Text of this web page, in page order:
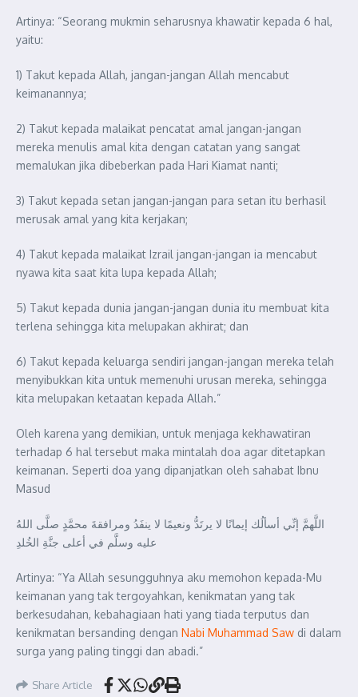
Artinya: “Seorang mukmin seharusnya khawatir kepada 6 hal,
yaitu:
1) Takut kepada Allah, jangan-jangan Allah mencabut
keimanannya;
2) Takut kepada malaikat pencatat amal jangan-jangan
mereka menulis amal kita dengan catatan yang sangat
memalukan jika dibeberkan pada Hari Kiamat nanti;
3) Takut kepada setan jangan-jangan para setan itu berhasil
merusak amal yang kita kerjakan;
4) Takut kepada malaikat Izrail jangan-jangan ia mencabut
nyawa kita saat kita lupa kepada Allah;
5) Takut kepada dunia jangan-jangan dunia itu membuat kita
terlena sehingga kita melupakan akhirat; dan
6) Takut kepada keluarga sendiri jangan-jangan mereka telah
menyibukkan kita untuk memenuhi urusan mereka, sehingga
kita melupakan ketaatan kepada Allah.”
Oleh karena yang demikian, untuk menjaga kekhawatiran
terhadap 6 hal tersebut maka mintalah doa agar ditetapkan
keimanan. Seperti doa yang dipanjatkan oleh sahabat Ibnu
Masud
اللَّهمَّ إنِّي أسألُك إيمانًا لا يرتَدُّ ونعيمًا لا ينفَدُ ومرافقةَ محمَّدٍ صلَّى اللهُ
عليه وسلَّم في أعلى جنَّةِ الخُلدِ
Artinya: “Ya Allah sesungguhnya aku memohon kepada-Mu
keimanan yang tak tergoyahkan, kenikmatan yang tak
berkesudahan, kebahagiaan hati yang tiada terputus dan
kenikmatan bersanding dengan Nabi Muhammad Saw di dalam
surga yang paling tinggi dan abadi.”
Share Article